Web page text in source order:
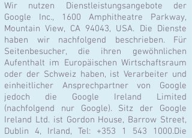
Wir nutzen Dienstleistungsangebote der
Google Inc., 1600 Amphitheatre Parkway,
Mountain View, CA 94043, USA. Die Dienste
haben wir nachfolgend beschrieben. Für
Seitenbesucher, die ihren gewöhnlichen
Aufenthalt im Europäischen Wirtschaftsraum
oder der Schweiz haben, ist Verarbeiter und
einheitlicher Ansprechpartner von Google
jedoch die Google Ireland Limited
(nachfolgend nur Google). Sitz der Google
Ireland Ltd. ist Gordon House, Barrow Street,
Dublin 4, Irland, Tel: +353 1 543 1000.Die